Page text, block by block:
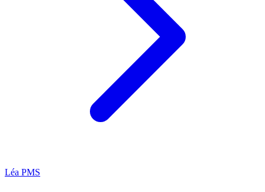
Léa PMS